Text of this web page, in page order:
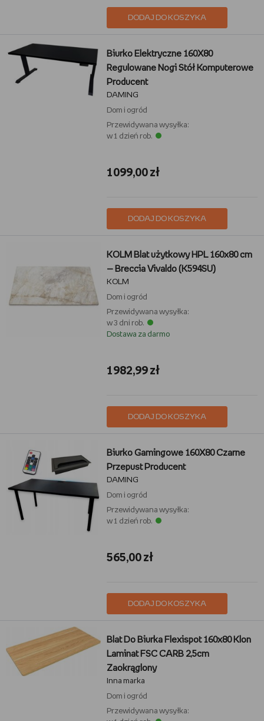
DODAJ DO KOSZYKA
Biurko Elektryczne 160X80
Regulowane Nogi Stół Komputerowe
Producent
DAMING
Dom i ogród
Przewidywana wysyłka:
w 1 dzień rob.
1099,00 zł
DODAJ DO KOSZYKA
KOLM Blat użytkowy HPL 160x80 cm
— Breccia Vivaldo (K594SU)
KOLM
Dom i ogród
Przewidywana wysyłka:
w 3 dni rob.
Dostawa za darmo
1982,99 zł
DODAJ DO KOSZYKA
Biurko Gamingowe 160X80 Czarne
Przepust Producent
DAMING
Dom i ogród
Przewidywana wysyłka:
w 1 dzień rob.
565,00 zł
DODAJ DO KOSZYKA
Blat Do Biurka Flexispot 160x80 Klon
Laminat FSC CARB 2,5cm
Zaokrąglony
Inna marka
Dom i ogród
Przewidywana wysyłka: